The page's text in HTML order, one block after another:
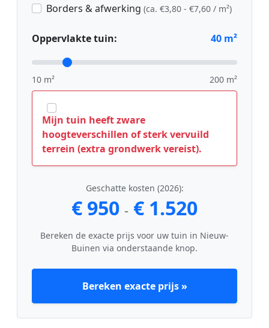
Borders & afwerking (ca. €3,80 - €7,60 / m²)
Oppervlakte tuin: 40 m²
10 m² 200 m²
Mijn tuin heeft zware
hoogteverschillen of sterk vervuild
terrein (extra grondwerk vereist).
Geschatte kosten (2026):
€ 950 - € 1.520
Bereken de exacte prijs voor uw tuin in Nieuw-
Buinen via onderstaande knop.
Bereken exacte prijs »